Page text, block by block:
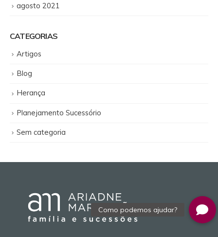
agosto 2021
CATEGORIAS
Artigos
Blog
Herança
Planejamento Sucessório
Sem categoria